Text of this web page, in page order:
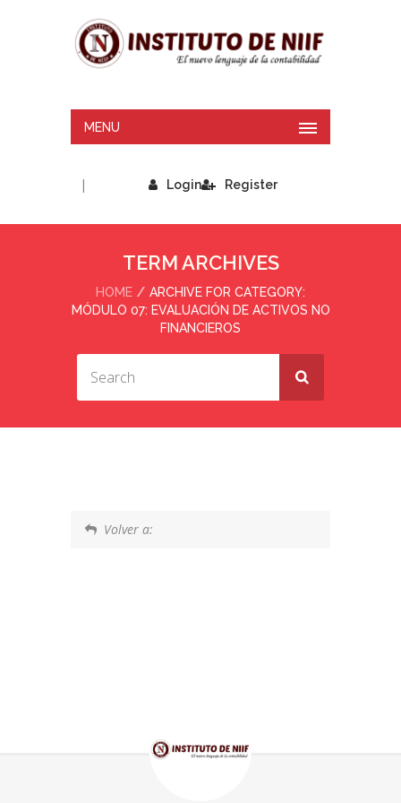
MENU
Login
| Register
TERM ARCHIVES
HOME
ARCHIVE FOR CATEGORY:
MÓDULO 07: EVALUACIÓN DE ACTIVOS NO
FINANCIEROS
Volver a: